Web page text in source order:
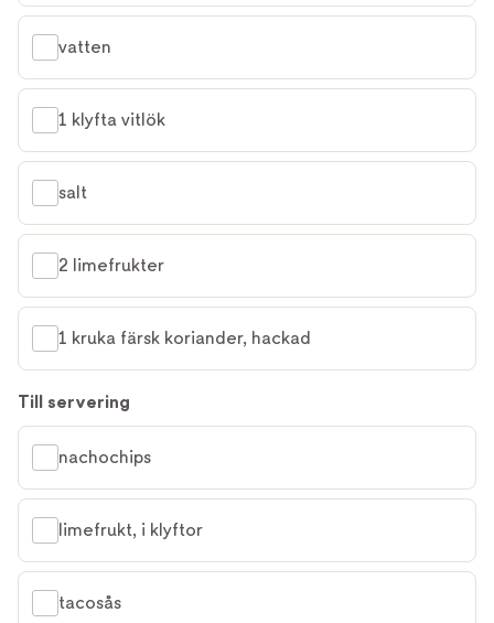
vatten
1 klyfta vitlök
salt
2 limefrukter
1 kruka färsk koriander, hackad
Till servering
nachochips
limefrukt, i klyftor
tacosås